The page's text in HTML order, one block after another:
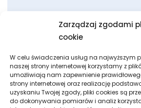
Zarządzaj zgodami
cookie
W celu świadczenia usług na najwyższym
naszej strony internetowej korzystamy z
umożliwiają nam zapewnienie
strony internetowej oraz realizację
uzyskaniu Twojej zgody, pliki cookies są
do dokonywania pomiarów i analiz
kwiecień 2026
marzec 2026
luty 2026